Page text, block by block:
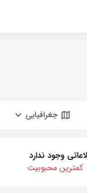
جغرافیایی
وجود ندارد
کمترین محبوبیت